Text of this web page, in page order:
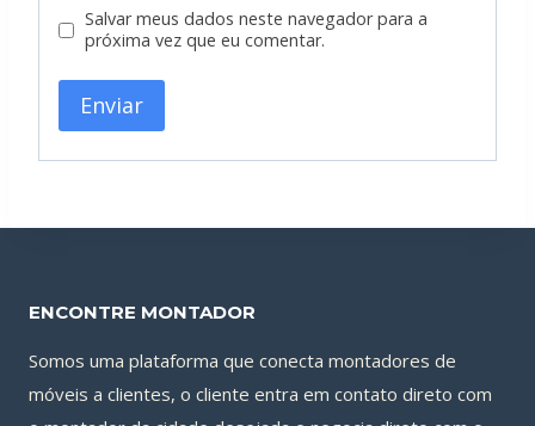
Salvar meus dados neste navegador para a
próxima vez que eu comentar.
ENCONTRE MONTADOR
Somos uma plataforma que conecta montadores de
móveis a clientes, o cliente entra em contato direto com